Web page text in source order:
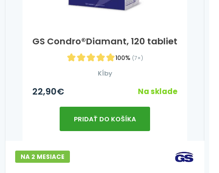
GS Condro®Diamant, 120 tabliet
100% (7×)
Kĺby
22,90€ Na sklade
PRIDAŤ DO KOŠÍKA
NA 2 MESIACE